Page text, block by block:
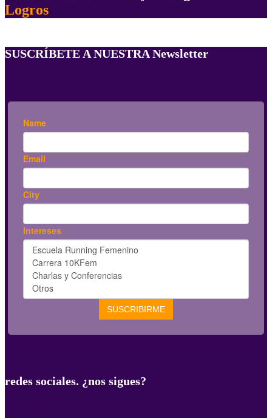
Logros
SUSCRÍBETE A NUESTRA Newsletter
redes sociales. ¿nos sigues?